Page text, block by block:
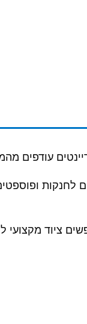
עודפים
לחנקות
ציוד מקצועי